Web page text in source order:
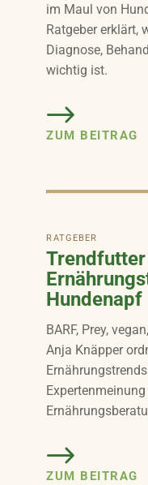
im Maul von
Ratgeber erklärt,
Diagnose,
wichtig ist.
ZUM BEITRAG
RATGEBER
Hundenapf
BARF, Prey,
Anja Knäpper
ZUM BEITRAG